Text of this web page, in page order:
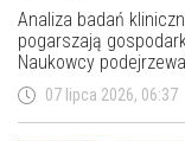
Analiza badań
pogarszają
Naukowcy
07 lipca 2026, 06:37